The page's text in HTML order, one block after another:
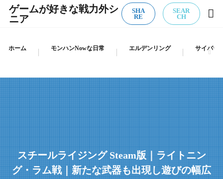
ゲームが好きな戦力外シ
ニア
SHA
RE
SEAR
CH
ホーム モンハンNowな日常 エルデンリング サイバー
スチールライジング Steam版｜ライトニン
グ・ラム戦｜新たな武器も出現し遊びの幅広